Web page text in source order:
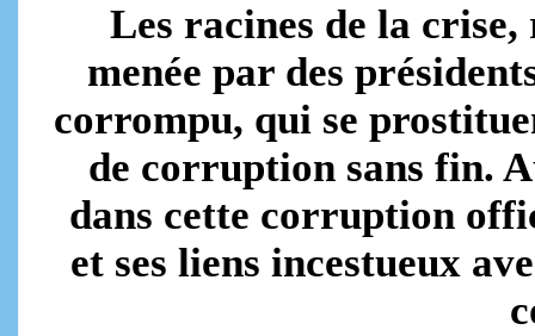
Les racines de la
menée par des
corrompu, qui se
de corruption sans fin.
dans cette corruption
et ses liens incestueux